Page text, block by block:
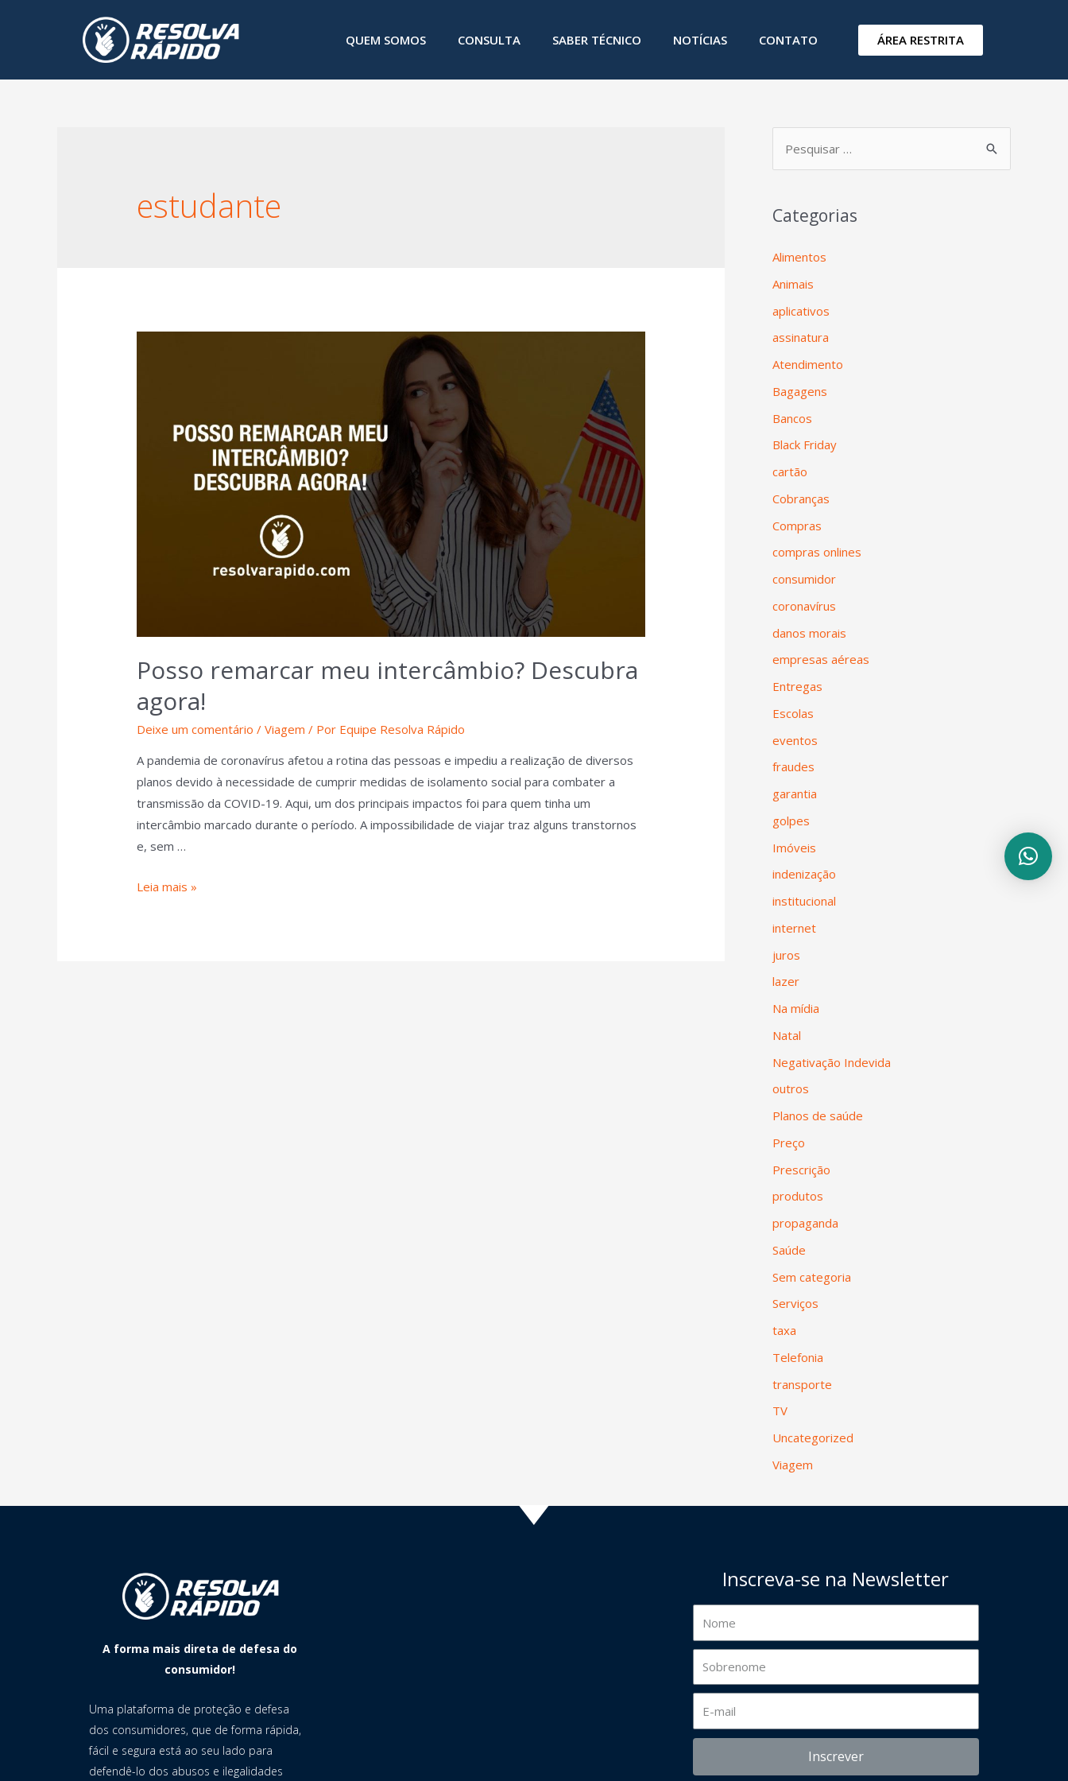
QUEM SOMOS CONSULTA SABER TÉCNICO NOTÍCIAS CONTATO ÁREA RESTRITA
estudante
Posso remarcar meu intercâmbio? Descubra
agora!
Deixe um comentário /Viagem / Por Equipe Resolva Rápido
A pandemia de coronavírus afetou a rotina das pessoas e impediu a realização de diversos
planos devido à necessidade de cumprir medidas de isolamento social para combater a
transmissão da COVID-19. Aqui, um dos principais impactos foi para quem tinha um
intercâmbio marcado durante o período. A impossibilidade de viajar traz alguns transtornos
e, sem …
Leia mais »
Categorias
Alimentos
Animais
aplicativos
assinatura
Atendimento
Bagagens
Bancos
Black Friday
cartão
Cobranças
Compras
compras onlines
consumidor
coronavírus
danos morais
empresas aéreas
Entregas
Escolas
eventos
fraudes
garantia
golpes
Imóveis
indenização
institucional
internet
juros
lazer
Na mídia
Natal
Negativação Indevida
outros
Planos de saúde
Preço
Prescrição
produtos
propaganda
Saúde
Sem categoria
Serviços
taxa
Telefonia
transporte
TV
Uncategorized
Viagem
A forma mais direta de defesa do
consumidor!
Uma plataforma de proteção e defesa
dos consumidores, que de forma rápida,
fácil e segura está ao seu lado para
defendê-lo dos abusos e ilegalidades
Inscreva-se na Newsletter
Inscrever